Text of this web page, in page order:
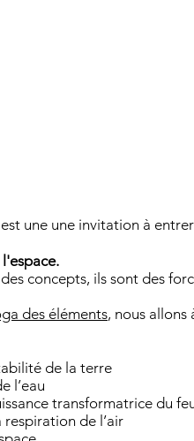
une une invitation à
l'espace.
concepts, ils sont des
des éléments, nous
de la terre
l’eau
transformatrice du
de l’air